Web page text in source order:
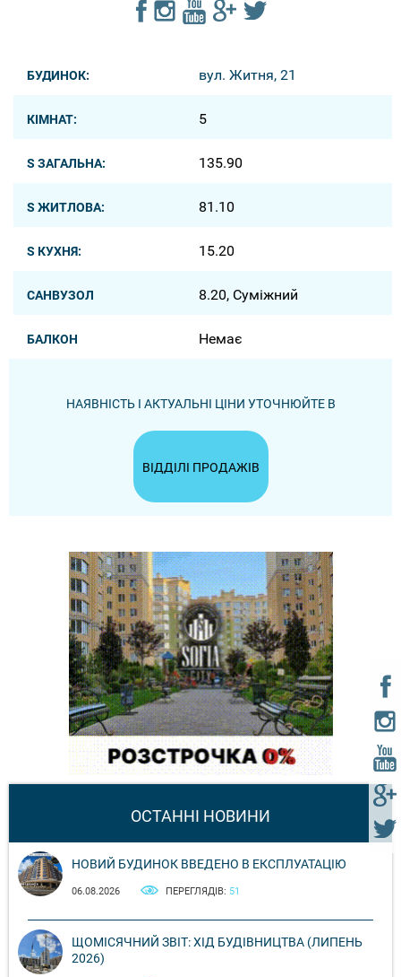
БУДИНОК: вул. Житня, 21
КІМНАТ: 5
S ЗАГАЛЬНА: 135.90
S ЖИТЛОВА: 81.10
S КУХНЯ: 15.20
САНВУЗОЛ 8.20, Суміжний
БАЛКОН Немає
НАЯВНІСТЬ І АКТУАЛЬНІ ЦІНИ УТОЧНЮЙТЕ В
ВІДДІЛІ ПРОДАЖІВ
ОСТАННІ НОВИНИ
НОВИЙ БУДИНОК ВВЕДЕНО В ЕКСПЛУАТАЦІЮ
06.08.2026 ПЕРЕГЛЯДІВ: 51
ЩОМІСЯЧНИЙ ЗВІТ: ХІД БУДІВНИЦТВА (ЛИПЕНЬ
2026)